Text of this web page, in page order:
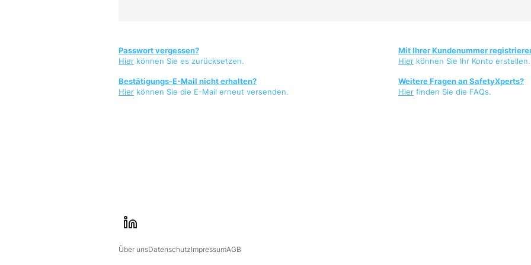
Passwort vergessen?
Hier können Sie es zurücksetzen.
Bestätigungs-E-Mail nicht erhalten?
Hier können Sie die E-Mail erneut versenden.
Mit Ihrer Kundenummer
Hier können Sie Ihr Konto erstellen.
Weitere Fragen an SafetyXperts?
Hier finden Sie die FAQs.
i
Über unsDatenschutzImpressumAGB